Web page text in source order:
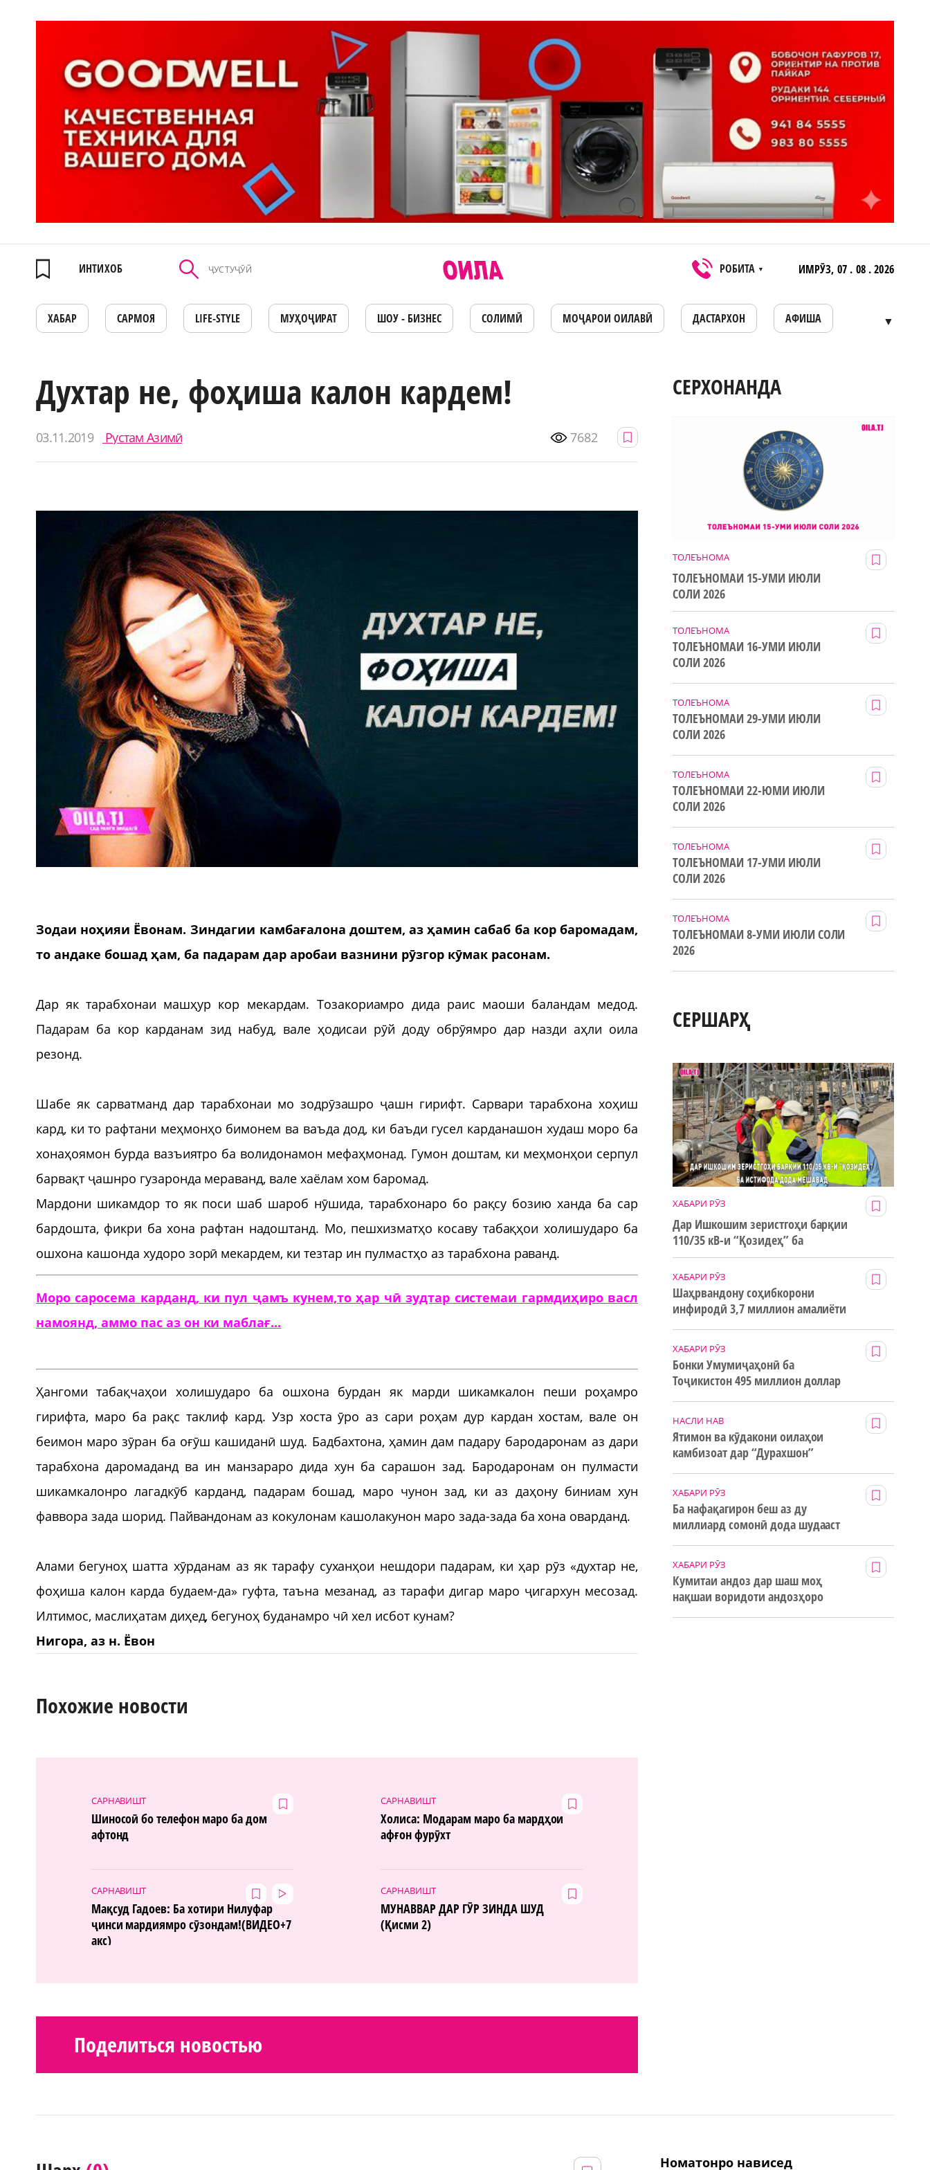
ИНТИХОБ РОБИТА ▼ ИМРӮЗ, 07 . 08 . 2026
ХАБАР САРМОЯ LIFE-STYLE МУҲОҶИРАТ ШОУ - БИЗНЕС СОЛИМӢ МОҶАРОИ ОИЛАВӢ ДАСТАРХОН АФИША ▼
Духтар не, фоҳиша калон кардем!
03.11.2019 Рустам Азимӣ 7682
Зодаи ноҳияи Ёвонам. Зиндагии камбағалона доштем, аз ҳамин сабаб ба кор баромадам,
то андаке бошад ҳам, ба падарам дар аробаи вазнини рӯзгор кӯмак расонам.
Дар як тарабхонаи машҳур кор мекардам. Тозакориамро дида раис маоши баландам медод.
Падарам ба кор карданам зид набуд, вале ҳодисаи рӯй доду обрӯямро дар назди аҳли оила
резонд.
Шабе як сарватманд дар тарабхонаи мо зодрӯзашро ҷашн гирифт. Сарвари тарабхона хоҳиш
кард, ки то рафтани меҳмонҳо бимонем ва ваъда дод, ки баъди гусел карданашон худаш моро ба
хонаҳоямон бурда вазъиятро ба волидонамон мефаҳмонад. Гумон доштам, ки меҳмонҳои серпул
барвақт ҷашнро гузаронда мераванд, вале хаёлам хом баромад.
Мардони шикамдор то як поси шаб шароб нӯшида, тарабхонаро бо рақсу бозию ханда ба сар
бардошта, фикри ба хона рафтан надоштанд. Мо, пешхизматҳо косаву табақҳои холишударо ба
ошхона кашонда худоро зорӣ мекардем, ки тезтар ин пулмастҳо аз тарабхона раванд.
Моро саросема карданд, ки пул ҷамъ кунем,то ҳар чӣ зудтар системаи гармдиҳиро васл
намоянд, аммо пас аз он ки маблағ...
Ҳангоми табақчаҳои холишударо ба ошхона бурдан як марди шикамкалон пеши роҳамро
гирифта, маро ба рақс таклиф кард. Узр хоста ӯро аз сари роҳам дур кардан хостам, вале он
беимон маро зӯран ба оғӯш кашиданӣ шуд. Бадбахтона, ҳамин дам падару бародаронам аз дари
тарабхона даромаданд ва ин манзараро дида хун ба сарашон зад. Бародаронам он пулмасти
шикамкалонро лагадкӯб карданд, падарам бошад, маро чунон зад, ки аз даҳону биниам хун
фаввора зада шорид. Пайвандонам аз кокулонам кашолакунон маро зада-зада ба хона оварданд.
Алами бегуноҳ шатта хӯрданам аз як тарафу суханҳои нешдори падарам, ки ҳар рӯз «духтар не,
фоҳиша калон карда будаем-да» гуфта, таъна мезанад, аз тарафи дигар маро ҷигархун месозад.
Илтимос, маслиҳатам диҳед, бегуноҳ буданамро чӣ хел исбот кунам?
Нигора, аз н. Ёвон
Похожие новости
САРНАВИШТ
Шиносоӣ бо телефон маро ба дом
афтонд
САРНАВИШТ
Холиса: Модарам маро ба мардҳои
афғон фурӯхт
САРНАВИШТ
Мақсуд Гадоев: Ба хотири Нилуфар
ҷинси мардиямро сӯзондам!(ВИДЕО+7
акс)
САРНАВИШТ
МУНАВВАР ДАР ГӮР ЗИНДА ШУД
(Қисми 2)
Поделиться новостью
СЕРХОНАНДА
ТОЛЕЪНОМА
ТОЛЕЪНОМАИ 15-УМИ ИЮЛИ
СОЛИ 2026
ТОЛЕЪНОМА
ТОЛЕЪНОМАИ 16-УМИ ИЮЛИ
СОЛИ 2026
ТОЛЕЪНОМА
ТОЛЕЪНОМАИ 29-УМИ ИЮЛИ
СОЛИ 2026
ТОЛЕЪНОМА
ТОЛЕЪНОМАИ 22-ЮМИ ИЮЛИ
СОЛИ 2026
ТОЛЕЪНОМА
ТОЛЕЪНОМАИ 17-УМИ ИЮЛИ
СОЛИ 2026
ТОЛЕЪНОМА
ТОЛЕЪНОМАИ 8-УМИ ИЮЛИ СОЛИ
2026
СЕРШАРҲ
ХАБАРИ РӮЗ
Дар Ишкошим зеристгоҳи барқии
110/35 кВ-и “Қозидеҳ” ба
истифода дода мешавад
ХАБАРИ РӮЗ
Шаҳрвандону соҳибкорони
инфиродӣ 3,7 миллион амалиёти
ХАБАРИ РӮЗ
Бонки Умумиҷаҳонӣ ба
Тоҷикистон 495 миллион доллар
НАСЛИ НАВ
Ятимон ва кӯдакони оилаҳои
камбизоат дар “Дурахшон”
ХАБАРИ РӮЗ
Ба нафақагирон беш аз ду
миллиард сомонӣ дода шудааст
ХАБАРИ РӮЗ
Кумитаи андоз дар шаш моҳ
нақшаи воридоти андозҳоро
номатонро нависед